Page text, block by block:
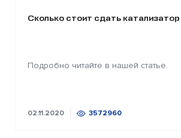
Сколько стоит сдать катализатор
Подробно читайте в нашей статье.
02.11.2020 3572960